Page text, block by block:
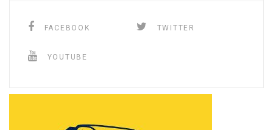
FACEBOOK TWITTER
YOUTUBE